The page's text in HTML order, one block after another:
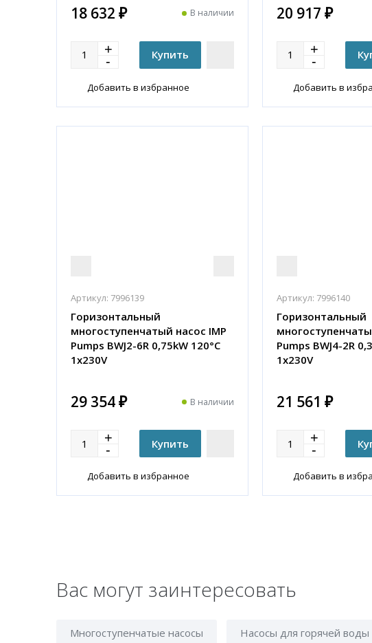
18 632 ₽ В наличии
Добавить в избранное
20 917 ₽
Добавить в
Артикул: 7996139
Горизонтальный
многоступенчатый насос IMP
Pumps BWJ2-6R 0,75kW 120°C
1x230V
29 354 ₽ В наличии
Добавить в избранное
Артикул: 7996140
Горизонтальный
Pumps BWJ4-2R
1x230V
21 561 ₽
Добавить в
Вас могут заинтересовать
Многоступенчатые насосы Насосы для горячей воды